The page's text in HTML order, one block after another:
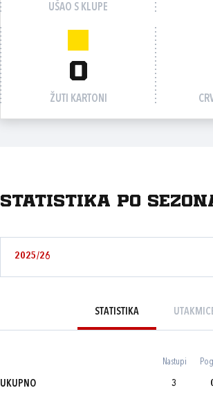
UŠAO S KLUPE
0
ŽUTI KARTONI
Statistika po
2025/26
STATISTIKA
Nastupi
UKUPNO 3